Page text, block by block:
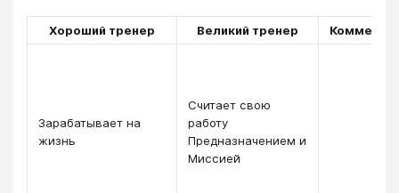
Хороший тренер Великий тренер
Зарабатывает на
жизнь
Считает свою
работу
Предназначением и
Миссией